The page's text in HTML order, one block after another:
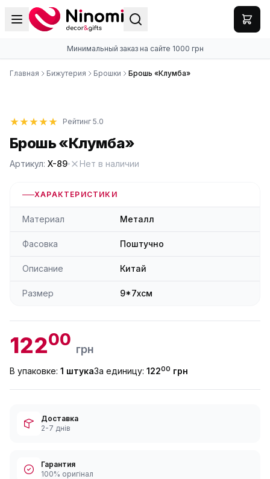
Минимальный заказ на сайте 1000 грн
Главная Бижутерия Брошки Брошь «Клумба»
Рейтинг 5.0
Брошь «Клумба»
Артикул: X-89 Нет в наличии
ХАРАКТЕРИСТИКИ
Материал Металл
Фасовка Поштучно
Описание Китай
Размер 9*7xсм
12200 грн
В упаковке: 1 штукаЗа единицу: 12200 грн
Доставка
2-7 днів
Гарантия
100% оригінал